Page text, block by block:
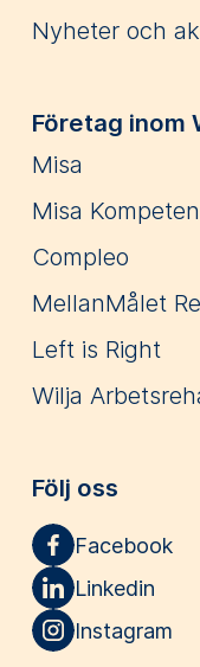
Nyheter och
Företag inom
Misa
Misa
Compleo
MellanMålet
Left is Right
Wilja
Följ oss
Facebook
Linkedin
Instagram